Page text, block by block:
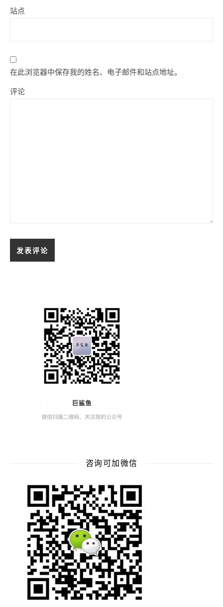
站点
在此浏览器中保存我的姓名、电子邮件和站点地址。
评论
咨询可加微信